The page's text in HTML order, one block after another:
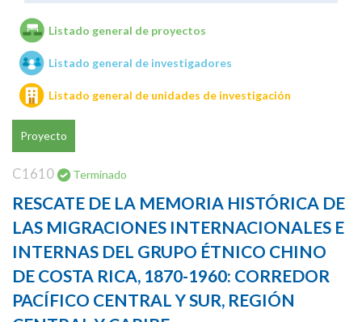
Unidades de investigación
Listado general de proyectos
Listado general de investigadores
Listado general de unidades de investigación
Proyecto
C1610 Terminado
RESCATE DE LA MEMORIA HISTÓRICA DE
LAS MIGRACIONES INTERNACIONALES E
INTERNAS DEL GRUPO ÉTNICO CHINO
DE COSTA RICA, 1870-1960: CORREDOR
PACÍFICO CENTRAL Y SUR, REGIÓN